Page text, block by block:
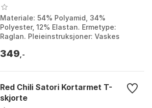
Materiale: 54% Polyamid, 34%
Polyester, 12% Elastan. Ermetype:
Raglan. Pleieinstruksjoner: Vaskes
Mansjett: Strikket ribbe...
349 ,-
Red Chili Satori Kortarmet T-
skjorte